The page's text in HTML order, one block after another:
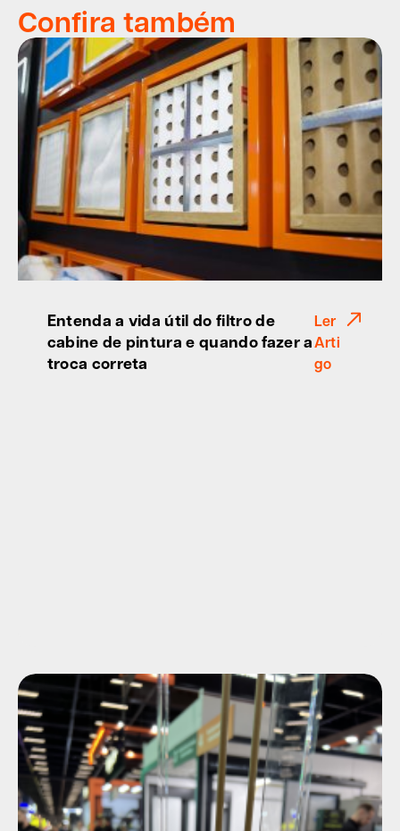
Confira também
Entenda a vida útil do filtro de
cabine de pintura e quando fazer a
troca correta
Ler
Arti
go